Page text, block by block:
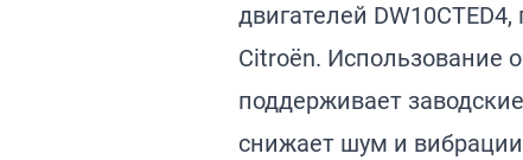
двигателей
Citroën. Использование
поддерживает
снижает шум и